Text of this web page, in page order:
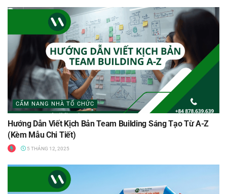
CẨM NANG NHÀ TỔ CHỨC
Hướng Dẫn Viết Kịch Bản Team Building Sáng Tạo Từ A-Z
(Kèm Mẫu Chi Tiết)
5 THÁNG 12, 2025